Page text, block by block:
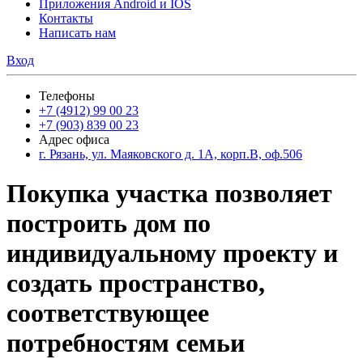
Приложения Android и IOS
Контакты
Написать нам
Вход
Телефоны
+7 (4912) 99 00 23
+7 (903) 839 00 23
Адрес офиса
г. Рязань, ул. Маяковского д. 1А, корп.В, оф.506
Покупка участка позволяет
построить дом по
индивидуальному проекту и
создать пространство,
соответствующее
потребностям семьи